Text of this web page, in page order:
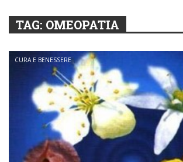
TAG: OMEOPATIA
CURA E BENESSERE